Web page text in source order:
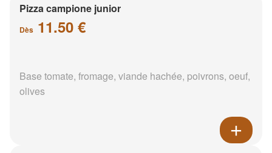
Pizza campione junior
Dès 11.50 €
Base tomate, fromage, viande hachée, poivrons, oeuf,
olives